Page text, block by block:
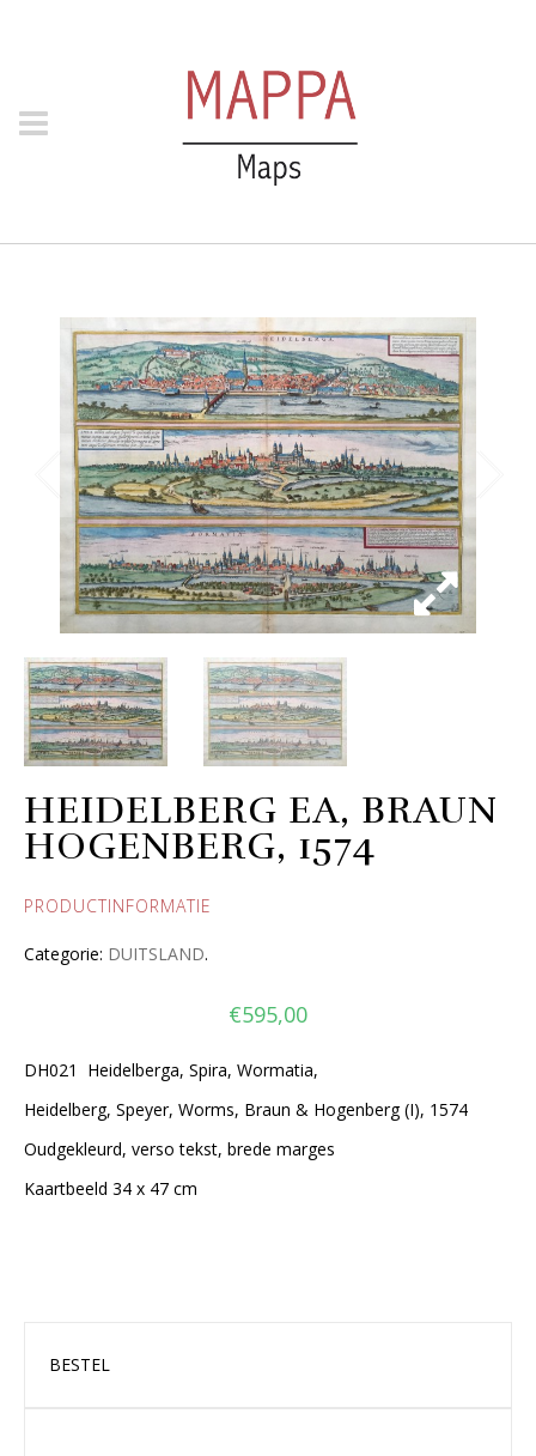
HEIDELBERG EA, BRAUN
HOGENBERG, 1574
PRODUCTINFORMATIE
Categorie: DUITSLAND.
€595,00
DH021 Heidelberga, Spira, Wormatia,
Heidelberg, Speyer, Worms, Braun & Hogenberg (I), 1574
Oudgekleurd, verso tekst, brede marges
Kaartbeeld 34 x 47 cm
BESTEL